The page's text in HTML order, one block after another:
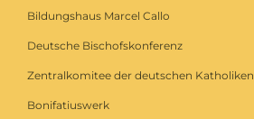
Bildungshaus Marcel Callo
Deutsche Bischofskonferenz
Zentralkomitee der deutschen Katholiken
Bonifatiuswerk